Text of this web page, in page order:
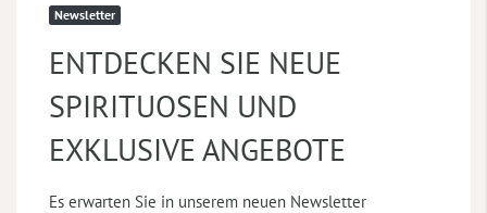
Newsletter
ENTDECKEN SIE NEUE
SPIRITUOSEN UND
EXKLUSIVE ANGEBOTE
Es erwarten Sie in unserem neuen Newsletter